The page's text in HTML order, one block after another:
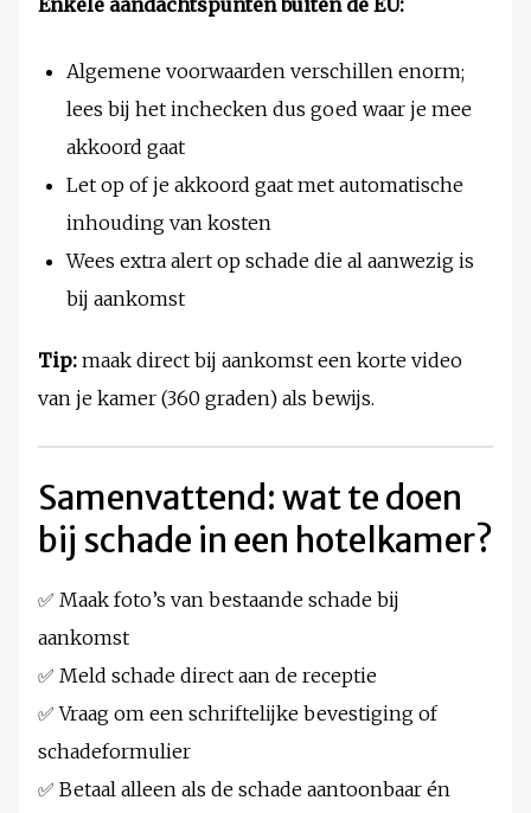
Enkele aandachtspunten buiten de EU:
Algemene voorwaarden verschillen enorm;
lees bij het inchecken dus goed waar je mee
akkoord gaat
Let op of je akkoord gaat met automatische
inhouding van kosten
Wees extra alert op schade die al aanwezig is
bij aankomst
Tip: maak direct bij aankomst een korte video
van je kamer (360 graden) als bewijs.
Samenvattend: wat te doen
bij schade in een hotelkamer?
✅ Maak foto’s van bestaande schade bij
aankomst
✅ Meld schade direct aan de receptie
✅ Vraag om een schriftelijke bevestiging of
schadeformulier
✅ Betaal alleen als de schade aantoonbaar én